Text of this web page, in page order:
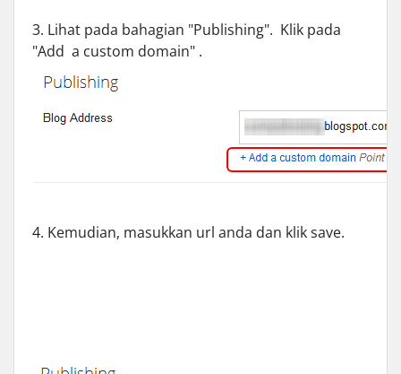
3. Lihat pada bahagian "Publishing". Klik pada
"Add a custom domain" .
4. Kemudian, masukkan url anda dan klik save.